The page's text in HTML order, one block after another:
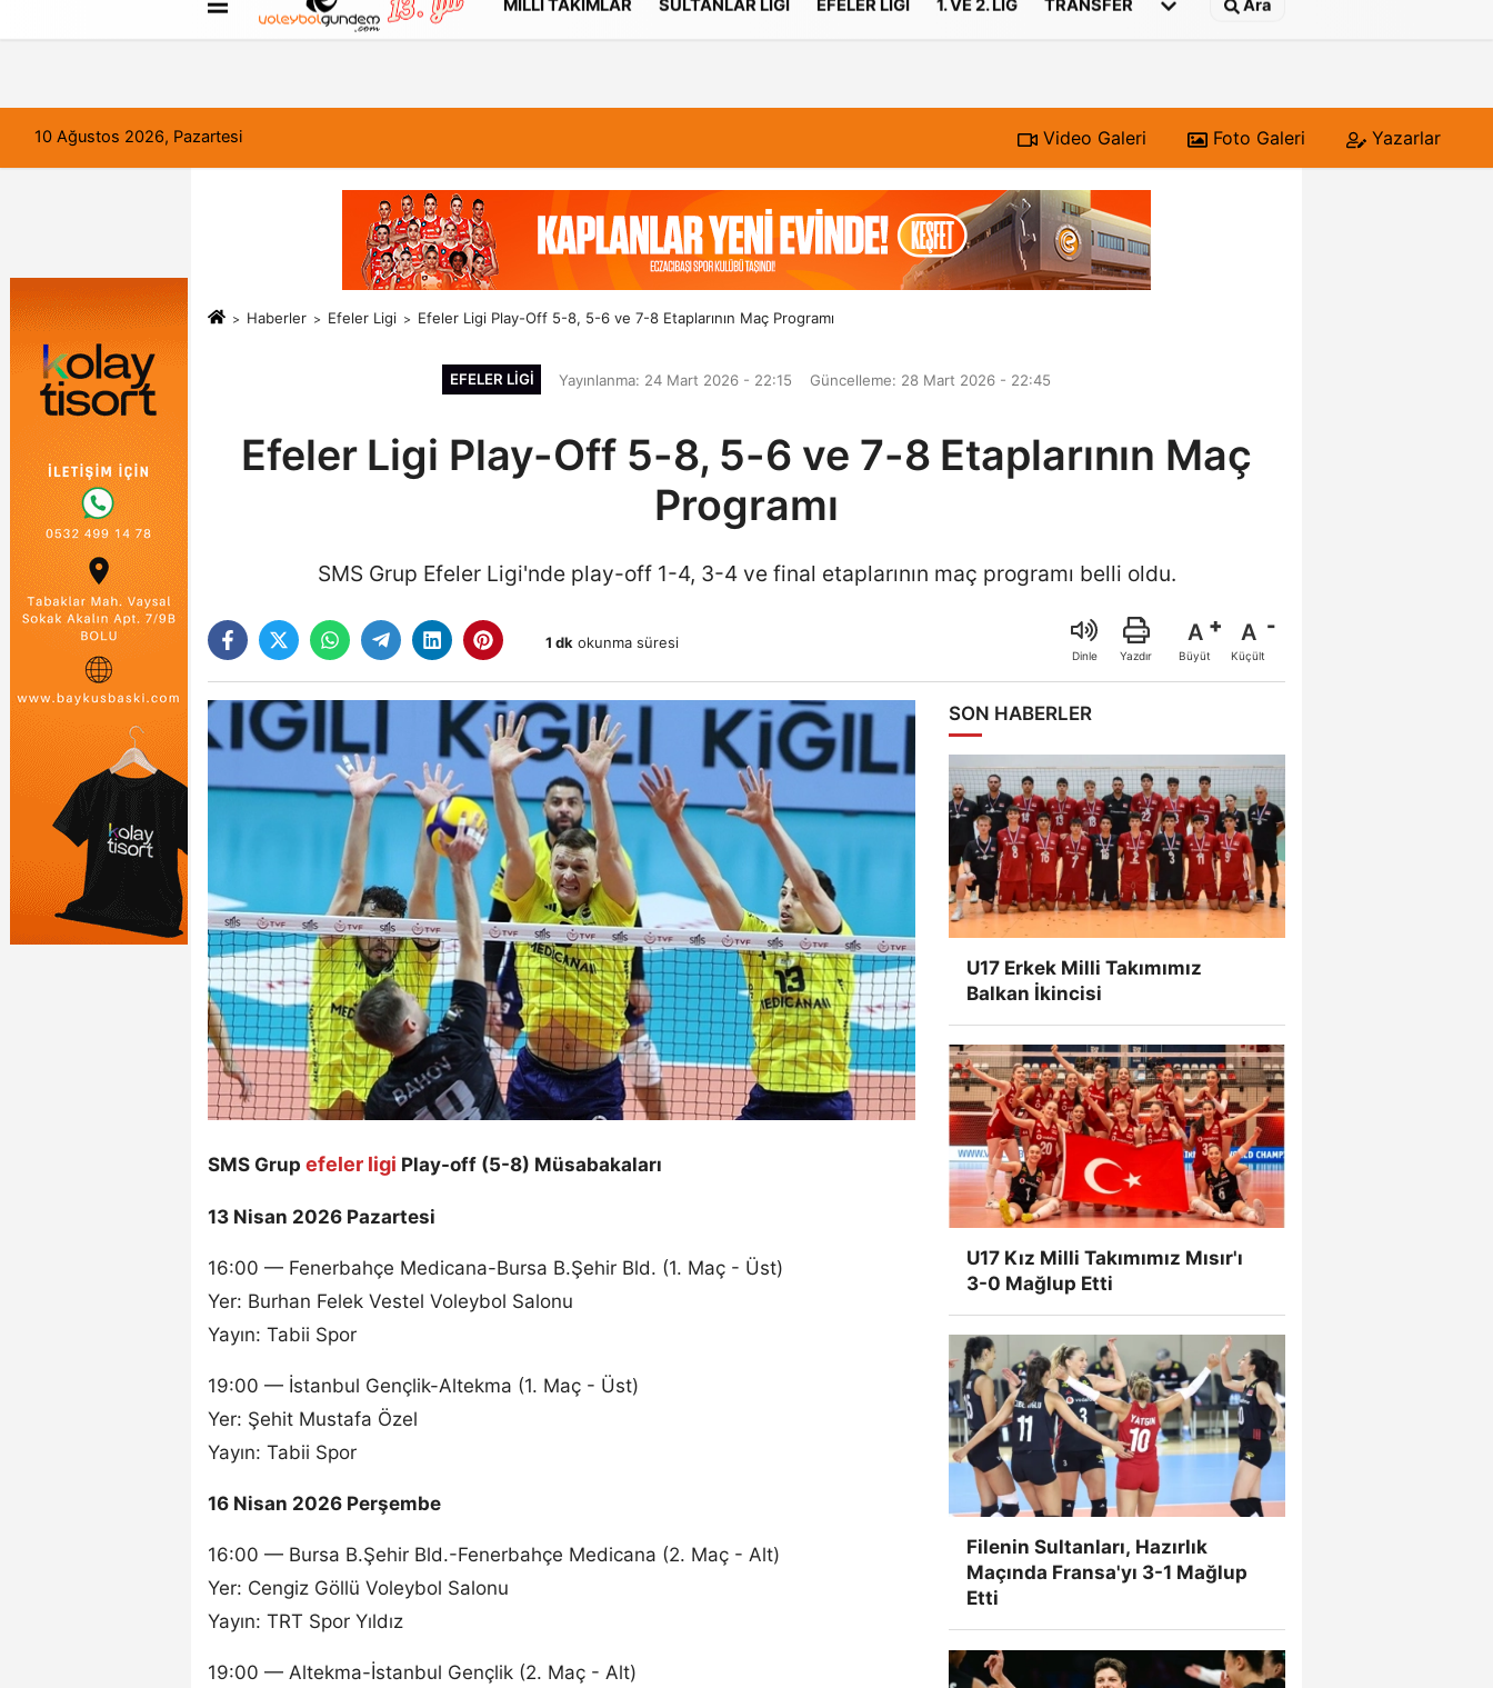
FORUM Haber Gönder Künye
MILLI TAKIMLAR SULTANLAR LIGI EFELER LIGI 1. VE 2. LIG TRANSFER Ara
10 Ağustos 2026, Pazartesi Video Galeri Foto Galeri Yazarlar
Haberler Efeler Ligi Efeler Ligi Play-Off 5-8, 5-6 ve 7-8 Etaplarının Maç Programı
EFELER LIGI Yayınlanma: 24 Mart 2026 - 22:15 Güncelleme: 28 Mart 2026 - 22:45
Efeler Ligi Play-Off 5-8, 5-6 ve 7-8 Etaplarının Maç
Programı
SMS Grup Efeler Ligi'nde play-off 1-4, 3-4 ve final etaplarının maç programı belli oldu.
1 dk okunma süresi
Dinle Yazdır
A
Büyüt
A
Küçült
SMS Grup efeler ligi Play-off (5-8) Müsabakaları
13 Nisan 2026 Pazartesi
16:00 — Fenerbahçe Medicana-Bursa B.Şehir Bld. (1. Maç - Üst)
Yer: Burhan Felek Vestel Voleybol Salonu
Yayın: Tabii Spor
19:00 — İstanbul Gençlik-Altekma (1. Maç - Üst)
Yer: Şehit Mustafa Özel
Yayın: Tabii Spor
16 Nisan 2026 Perşembe
16:00 — Bursa B.Şehir Bld.-Fenerbahçe Medicana (2. Maç - Alt)
Yer: Cengiz Göllü Voleybol Salonu
Yayın: TRT Spor Yıldız
19:00 — Altekma-İstanbul Gençlik (2. Maç - Alt)
SON HABERLER
U17 Erkek Milli Takımımız
Balkan İkincisi
U17 Kız Milli Takımımız Mısır'ı
3-0 Mağlup Etti
Filenin Sultanları, Hazırlık
Maçında Fransa'yı 3-1 Mağlup
Etti